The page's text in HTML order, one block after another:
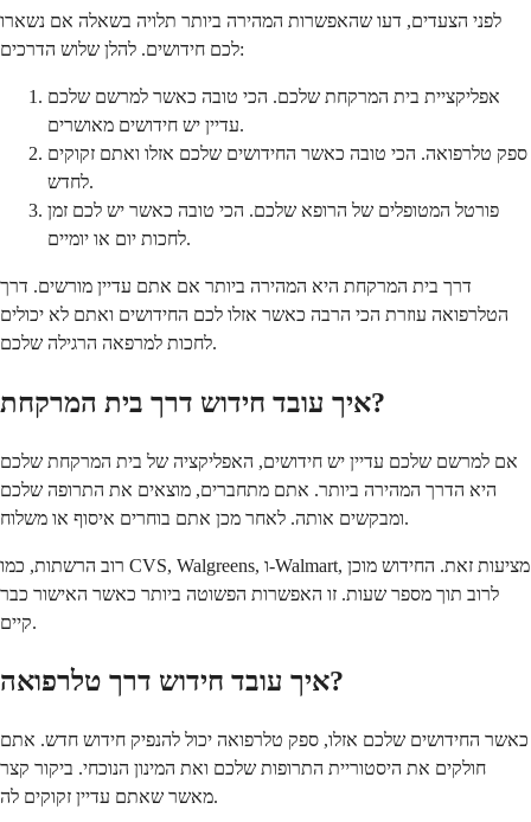
לפני הצעדים, דעו שהאפשרות המהירה ביותר תלויה בשאלה אם נשארו
לכם חידושים. להלן שלוש הדרכים:
אפליקציית בית המרקחת שלכם. הכי טובה כאשר למרשם שלכם
עדיין יש חידושים מאושרים.
ספק טלרפואה. הכי טובה כאשר החידושים שלכם אזלו ואתם זקוקים
לחדש.
פורטל המטופלים של הרופא שלכם. הכי טובה כאשר יש לכם זמן
לחכות יום או יומיים.
דרך בית המרקחת היא המהירה ביותר אם אתם עדיין מורשים. דרך
הטלרפואה עוזרת הכי הרבה כאשר אזלו לכם החידושים ואתם לא יכולים
לחכות למרפאה הרגילה שלכם.
איך עובד חידוש דרך בית המרקחת?
אם למרשם שלכם עדיין יש חידושים, האפליקציה של בית המרקחת שלכם
היא הדרך המהירה ביותר. אתם מתחברים, מוצאים את התרופה שלכם
ומבקשים אותה. לאחר מכן אתם בוחרים איסוף או משלוח.
רוב הרשתות, כמו CVS, Walgreens, ו-Walmart, מציעות זאת. החידוש מוכן
לרוב תוך מספר שעות. זו האפשרות הפשוטה ביותר כאשר האישור כבר
קיים.
איך עובד חידוש דרך טלרפואה?
כאשר החידושים שלכם אזלו, ספק טלרפואה יכול להנפיק חידוש חדש. אתם
חולקים את היסטוריית התרופות שלכם ואת המינון הנוכחי. ביקור קצר
מאשר שאתם עדיין זקוקים לה.